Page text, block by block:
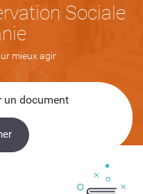
Sociale
mieux agir